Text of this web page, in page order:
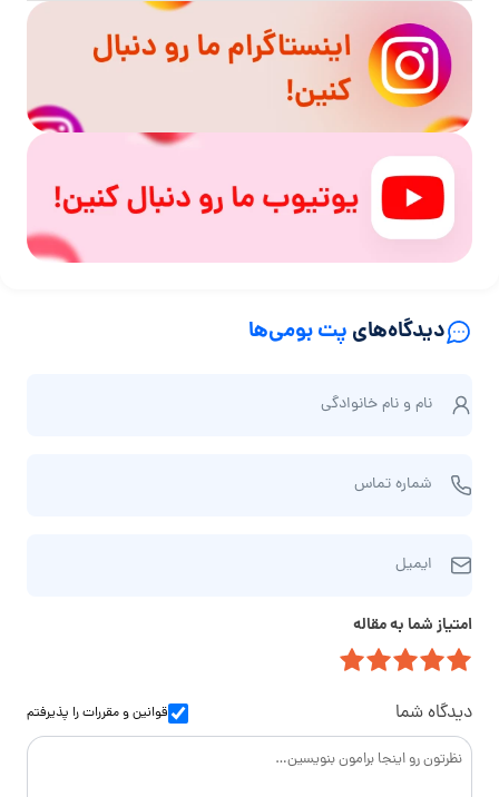
دیدگاه‌های پت بومی‌ها
ا
و
م‌
ا
ن
و
ا
د
گ
نام و نام‌ خانوادگی
م
ر
ا
شماره تماس
ی
ی
ل
ایمیل
امتیاز شما به مقاله
دیدگاه شما قوانین و مقرراترا پذیرفتم